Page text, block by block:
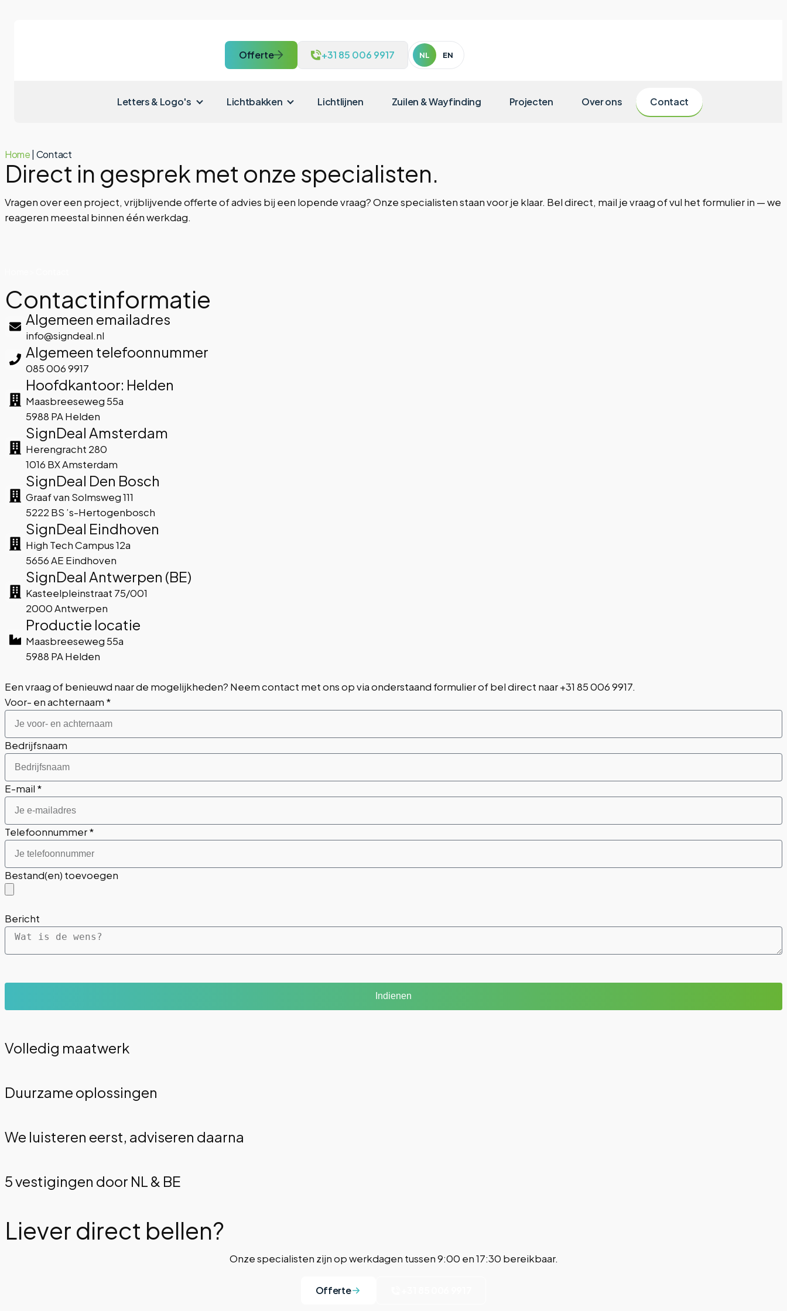
Offerte +31 85 006 9917 NL EN
Letters & Logo's Lichtbakken Lichtlijnen Zuilen & Wayfinding Projecten Over ons Contact
Home Contact
Direct in gesprek met onze specialisten.
Vragen over een project, vrijblijvende offerte of advies bij een lopende vraag? Onze specialisten staan voor je klaar. Bel direct, mail je vraag of vul het formulier in — we
reageren meestal binnen één werkdag.
Contactinformatie
Algemeen emailadres
info@signdeal.nl
Algemeen telefoonnummer
085 006 9917
Hoofdkantoor: Helden
Maasbreeseweg 55a
5988 PA Helden
SignDeal Amsterdam
Herengracht 280
1016 BX Amsterdam
SignDeal Den Bosch
Graaf van Solmsweg 111
5222 BS ’s-Hertogenbosch
SignDeal Eindhoven
High Tech Campus 12a
5656 AE Eindhoven
SignDeal Antwerpen (BE)
Kasteelpleinstraat 75/001
2000 Antwerpen
Productie locatie
Maasbreeseweg 55a
5988 PA Helden
Een vraag of benieuwd naar de mogelijkheden? Neem contact met ons op via onderstaand formulier of bel direct naar+31 85 006 9917.
Voor- en achternaam *
Bedrijfsnaam
E-mail *
Telefoonnummer *
Bestand(en) toevoegen
Bericht
Indienen
Volledig maatwerk
Duurzame oplossingen
We luisteren eerst, adviseren daarna
5 vestigingen door NL & BE
Liever direct bellen?
Onze specialisten zijn op werkdagen tussen 9:00 en 17:30 bereikbaar.
Offerte